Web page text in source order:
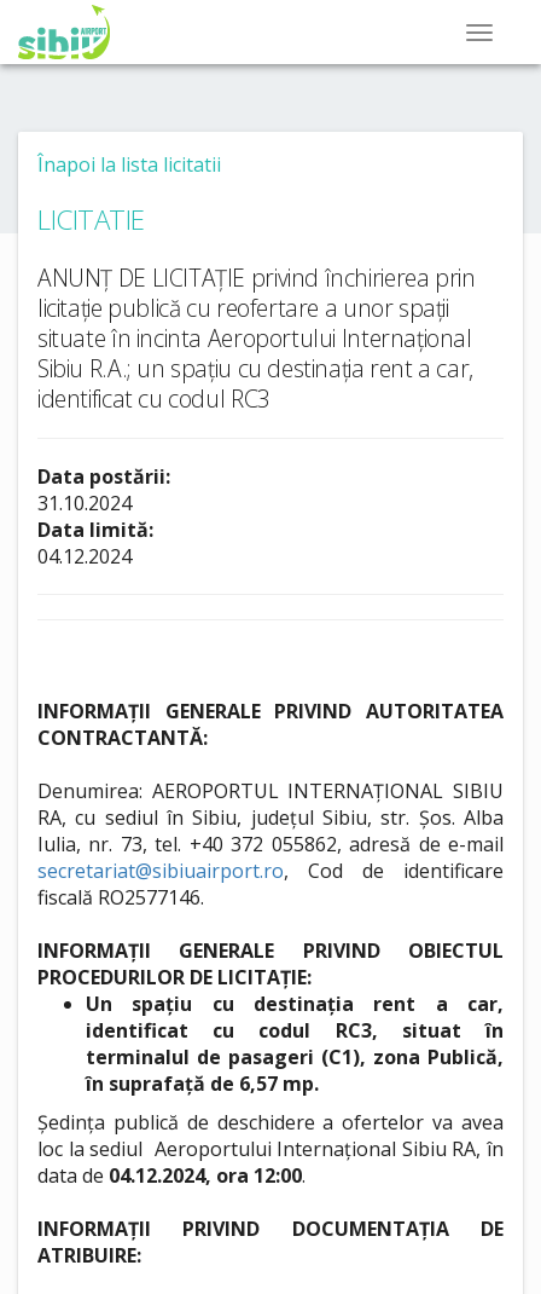
Înapoi la lista licitatii
LICITATIE
ANUNȚ DE LICITAȚIE privind închirierea prin
licitație publică cu reofertare a unor spații
situate în incinta Aeroportului Internațional
Sibiu R.A.; un spațiu cu destinația rent a car,
identificat cu codul RC3
Data postării:
31.10.2024
Data limită:
04.12.2024
INFORMAȚII GENERALE PRIVIND AUTORITATEA
CONTRACTANTĂ:
Denumirea: AEROPORTUL INTERNAȚIONAL SIBIU
RA, cu sediul în Sibiu, județul Sibiu, str. Șos. Alba
Iulia, nr. 73, tel. +40 372 055862, adresă de e-mail
secretariat@sibiuairport.ro, Cod de identificare
fiscală RO2577146.
INFORMAȚII GENERALE PRIVIND OBIECTUL
PROCEDURILOR DE LICITAȚIE:
Un spațiu cu destinația rent a car,
identificat cu codul RC3, situat în
terminalul de pasageri (C1), zona Publică,
în suprafață de 6,57 mp.
Ședința publică de deschidere a ofertelor va avea
loc la sediul Aeroportului Internațional Sibiu RA, în
data de 04.12.2024, ora 12:00.
INFORMAȚII PRIVIND DOCUMENTAȚIA DE
ATRIBUIRE: